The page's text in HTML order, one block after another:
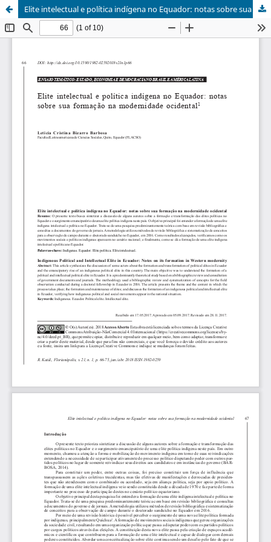
Elite intelectual e política indígena no Equador: notas sobre sua formação na modernidade ocidental